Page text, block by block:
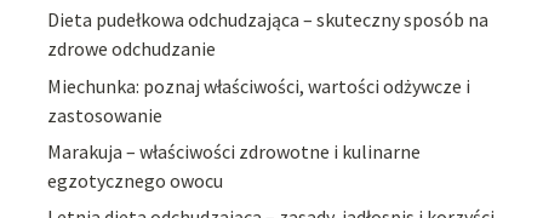
Dieta pudełkowa odchudzająca – skuteczny sposób na
zdrowe odchudzanie
Miechunka: poznaj właściwości, wartości odżywcze i
zastosowanie
Marakuja – właściwości zdrowotne i kulinarne
egzotycznego owocu